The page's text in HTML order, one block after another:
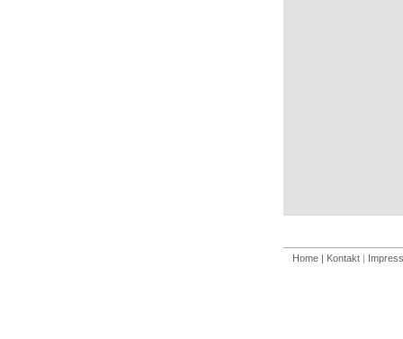
Home | Kontakt |